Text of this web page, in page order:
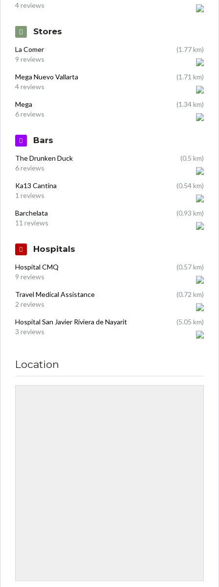
4 reviews
Stores
La Comer
(1.77 km)
9 reviews
Mega Nuevo Vallarta
(1.71 km)
4 reviews
Mega
(1.34 km)
6 reviews
Bars
The Drunken Duck
(0.5 km)
6 reviews
Ka13 Cantina
(0.54 km)
1 reviews
Barchelata
(0.93 km)
11 reviews
Hospitals
Hospital CMQ
(0.57 km)
9 reviews
Travel Medical Assistance
(0.72 km)
2 reviews
Hospital San Javier Riviera de Nayarit
(5.05 km)
3 reviews
Location